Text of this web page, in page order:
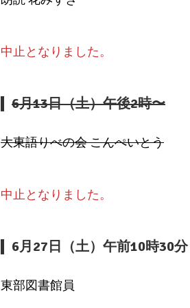
中止となりました。
6月13日（土）午後2時〜
大東語りべの会 こんぺいとう
中止となりました。
6月27日（土）午前10時30
東部図書館員